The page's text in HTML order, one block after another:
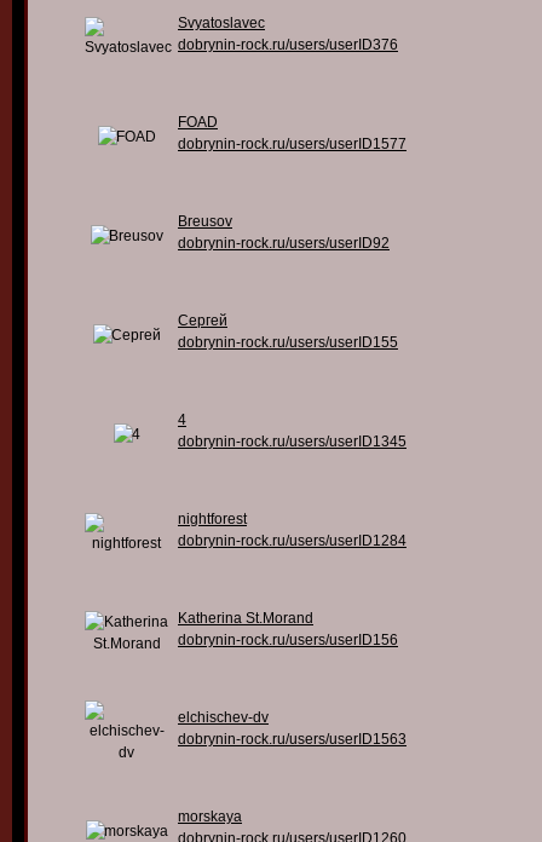
Svyatoslavec
dobrynin-rock.ru/users/userID376
FOAD
dobrynin-rock.ru/users/userID1577
Breusov
dobrynin-rock.ru/users/userID92
Сергей
dobrynin-rock.ru/users/userID155
4
dobrynin-rock.ru/users/userID1345
nightforest
dobrynin-rock.ru/users/userID1284
Katherina St.Morand
dobrynin-rock.ru/users/userID156
elchischev-dv
dobrynin-rock.ru/users/userID1563
morskaya
dobrynin-rock.ru/users/userID1260